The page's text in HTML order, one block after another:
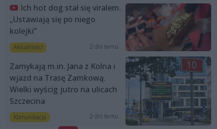
Ich hot dog stał się viralem.
„Ustawiają się po niego
kolejki”
Aktualności 2 dni temu
Zamykają m.in. Jana z Kolna i
wjazd na Trasę Zamkową.
Wielki wyścig jutro na ulicach
Szczecina
Komunikacja 2 dni temu